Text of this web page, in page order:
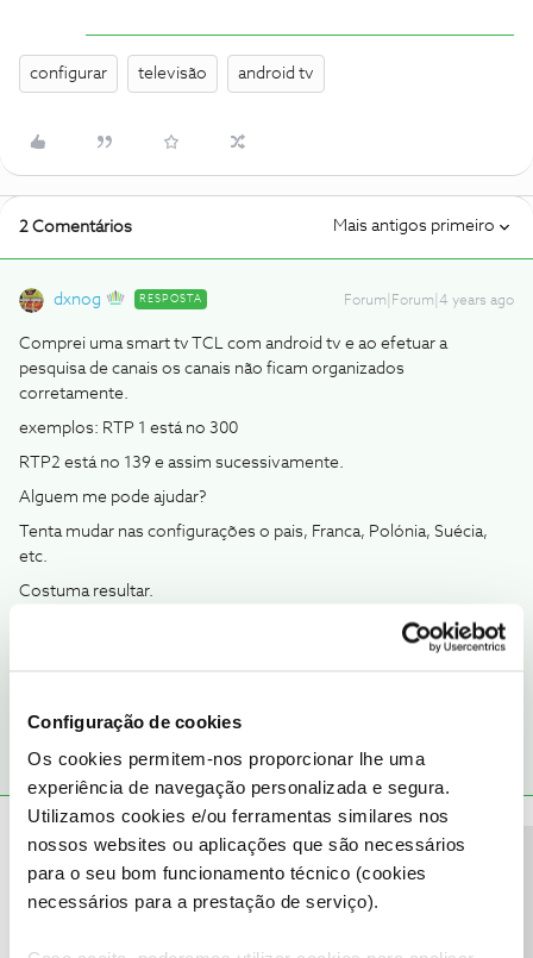
Configuração de cookies
Os cookies permitem-nos proporcionar lhe uma
experiência de navegação personalizada e segura.
Utilizamos cookies e/ou ferramentas similares nos
nossos websites ou aplicações que são necessários
para o seu bom funcionamento técnico (cookies
necessários para a prestação de serviço).
configurar televisão android tv
2 Comentários Mais antigos primeiro
dxnog RESPOSTA Forum|Forum|4 years ago
Comprei uma smart tv TCL com android tv e ao efetuar a
pesquisa de canais os canais não ficam organizados
corretamente.
exemplos: RTP 1 está no 300
RTP2 está no 139 e assim sucessivamente.
Alguem me pode ajudar?
Tenta mudar nas configurações o pais, Franca, Polónia, Suécia,
etc.
Costuma resultar.
João H.
Boa tarde,
Agradecemos a sua mensagem@Hugo Vinha.